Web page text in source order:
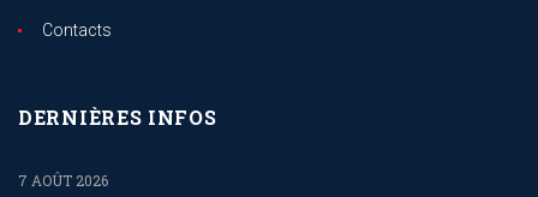
Contacts
DERNIÈRES INFOS
7 AOÛT 2026